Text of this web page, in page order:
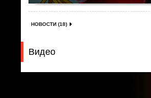
НОВОСТИ (18)
Видео